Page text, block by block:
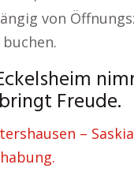
von
Freude.
–